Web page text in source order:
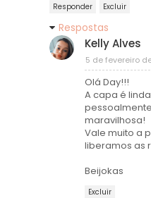
Responder Excluir
Respostas
Kelly Alves
5 de fevereiro
Olá Day!!!
A capa é
maravilhosa!
Vale muito a
liberamos as
Beijokas
Excluir